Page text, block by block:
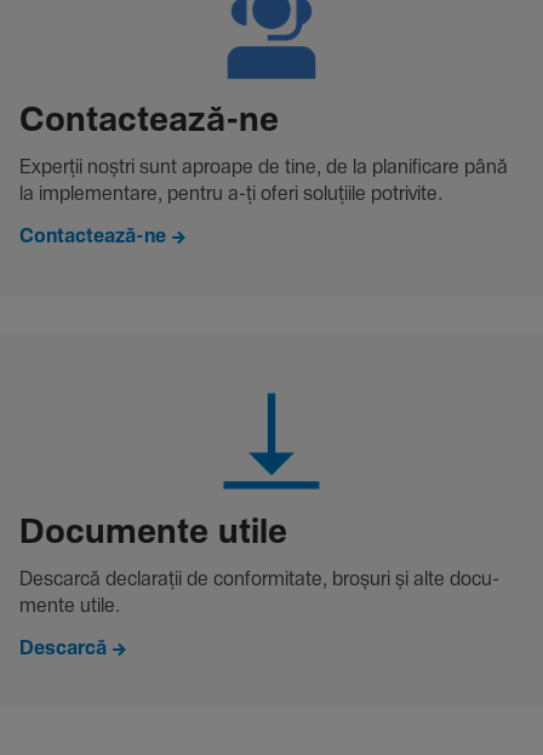
Contac­tează-ne
Experții noștri sunt aproape de tine, de la plani­fi­care până
la imple­men­tare, pentru a-ți oferi solu­țiile potri­vite.
Contactează-ne
Docu­mente utile
Descarcă decla­rații de conformitate, broșuri și alte docu­
mente utile.
Descarcă